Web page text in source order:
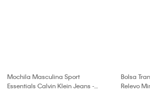
Mochila Masculina Sport
Essentials Calvin Klein Jeans -
Bolsa
Relevo